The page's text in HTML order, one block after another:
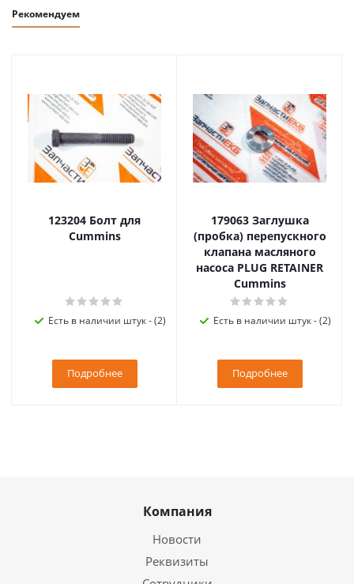
Рекомендуем
123204 Болт для
Cummins
Есть в наличии штук - (2)
Подробнее
179063 Заглушка
(пробка) перепускного
клапана масляного
насоса PLUG RETAINER
Cummins
Есть в наличии штук - (2)
Подробнее
Компания
Новости
Реквизиты